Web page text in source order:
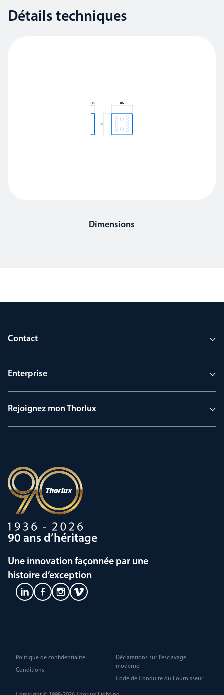
Détails techniques
Dimensions
Contact
Enterprise
Rejoignez mon Thorlux
90 ans d’héritage
Une innovation façonnée par une
histoire d’exception
Politique de confidentialité
Conditions
Déclarations sur l'esclavage
moderne
Code de Conduite du Fournisseur